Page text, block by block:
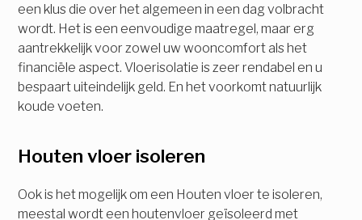
een klus die over het algemeen in een dag volbracht
wordt. Het is een eenvoudige maatregel, maar erg
aantrekkelijk voor zowel uw wooncomfort als het
financiële aspect. Vloerisolatie is zeer rendabel en u
bespaart uiteindelijk geld. En het voorkomt natuurlijk
koude voeten.
Houten vloer isoleren
Ook is het mogelijk om een Houten vloer te isoleren,
meestal wordt een houtenvloer geïsoleerd met